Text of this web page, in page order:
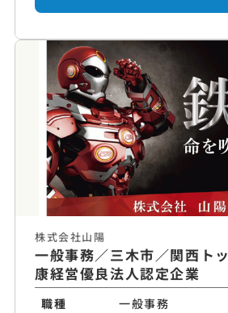
株式会社山陽
一般事務／三木市／関西ト
康経営優良法人認定企業
職種
一般事務